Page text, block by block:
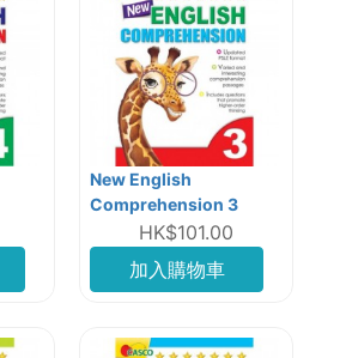
New English
Comprehension 3
HK$101.00
加入購物車